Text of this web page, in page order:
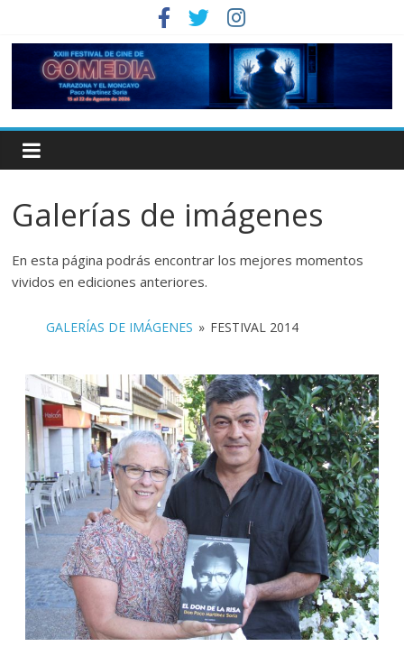
Galerías de imágenes
En esta página podrás encontrar los mejores momentos
vividos en ediciones anteriores.
GALERÍAS DE IMÁGENES » FESTIVAL 2014